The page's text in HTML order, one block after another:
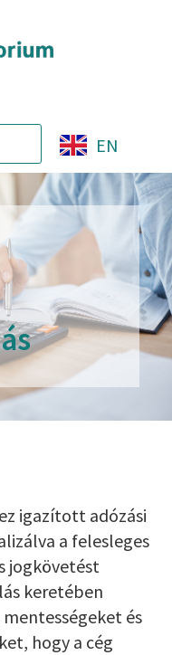
EN
igazított adózási
a felesleges
jogkövetést
keretében
és
hogy a cég